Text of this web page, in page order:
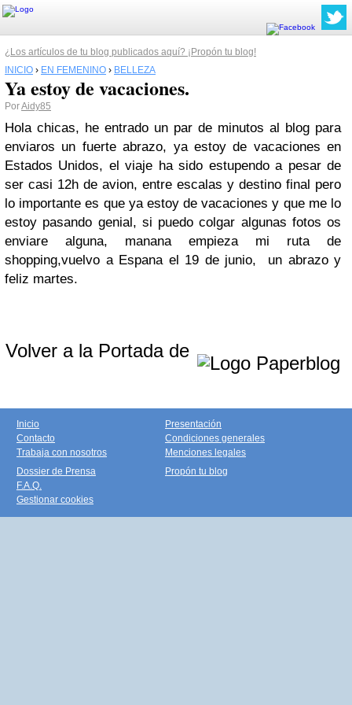
¿Los artículos de tu blog publicados aquí? ¡Propón tu blog!
INICIO › EN FEMENINO › BELLEZA
Ya estoy de vacaciones.
PorAidy85
Hola chicas, he entrado un par de minutos al blog para
enviaros un fuerte abrazo, ya estoy de vacaciones en
Estados Unidos, el viaje ha sido estupendo a pesar de
ser casi 12h de avion, entre escalas y destino final pero
lo importante es que ya estoy de vacaciones y que me lo
estoy pasando genial, si puedo colgar algunas fotos os
enviare alguna, manana empieza mi ruta de
shopping,vuelvo a Espana el 19 de junio, un abrazo y
feliz martes.
Volver a la Portada de
Inicio
Contacto
Trabaja con nosotros
Presentación
Condiciones generales
Menciones legales
Dossier de Prensa
F.A.Q.
Gestionar cookies
Propón tu blog